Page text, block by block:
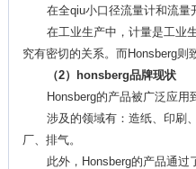
在全qiu小口径流量计和流量
在工业生产中，计量是工业
究有密切的关系。而Honsberg则
（2） honsberg品牌现状
Honsberg的产品被广泛应用
涉及的领域有：造纸、印刷
厂、排气。
此外， Honsberg的产品通过